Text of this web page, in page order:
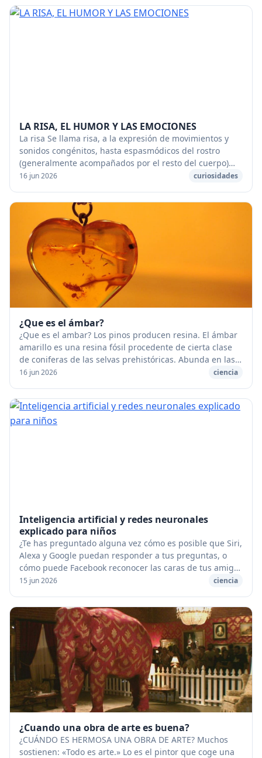
LA RISA, EL HUMOR Y LAS EMOCIONES
La risa Se llama risa, a la expresión de movimientos y
sonidos congénitos, hasta espasmódicos del rostro
(generalmente acompañados por el resto del cuerpo)
del ser humano, que son provocados por (o de...
16 jun 2026 curiosidades
¿Que es el ámbar?
¿Que es el ambar? Los pinos producen resina. El ámbar
amarillo es una resina fósil procedente de cierta clase
de coniferas de las selvas prehistóricas. Abunda en las
arenas de las playas del Báltico; ...
16 jun 2026 ciencia
Inteligencia artificial y redes neuronales
explicado para niños
¿Te has preguntado alguna vez cómo es posible que Siri,
Alexa y Google puedan responder a tus preguntas, o
cómo puede Facebook reconocer las caras de tus amigos
en las fotos que subes? ¡La respuesta a...
15 jun 2026 ciencia
¿Cuando una obra de arte es buena?
¿CUÁNDO ES HERMOSA UNA OBRA DE ARTE? Muchos
sostienen: «Todo es arte.» Lo es el pintor que coge una